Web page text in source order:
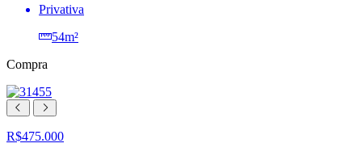
Privativa
54m²
Compra
R$475.000